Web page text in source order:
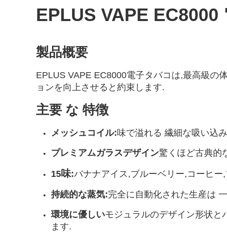
EPLUS VAPE EC8000
製品概要
EPLUS VAPE EC8000電子タバコは,最高級の
ョンを向上させると約束します.
主要 な 特徴
メッシュコイル:味で溢れる 繊細な吸い込
プレミアムガラスデザイン驚くほど古典的
15味:バナナアイス,ブルーベリー,コーヒ
持続的な蒸気:完全に自動化された生産は
環境に優しいモジュラルのデザイン形状と
ます.